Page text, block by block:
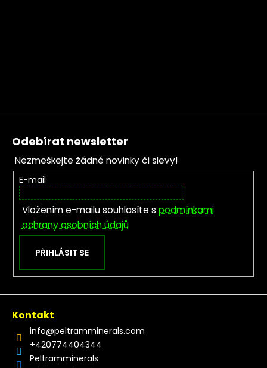
Zápatí
Odebírat newsletter
Nezmeškejte žádné novinky či slevy!
E-mail
Vložením e-mailu souhlasíte s podmínkami
ochrany osobních údajů
PŘIHLÁSIT SE
Kontakt
info@peltramminerals.com
+420774404344
Peltramminerals